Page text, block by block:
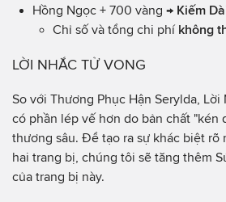
Hồng Ngọc + 700 vàng → Kiếm
Chỉ số và tổng chi phí không
LỜI NHẮC TỬ VONG
So với Thương Phục Hận Serylda, Lời
có phần lép vế hơn do bản chất "kén
thương sâu. Để tạo ra sự khác biệt rõ
hai trang bị, chúng tôi sẽ tăng thêm
của trang bị này.